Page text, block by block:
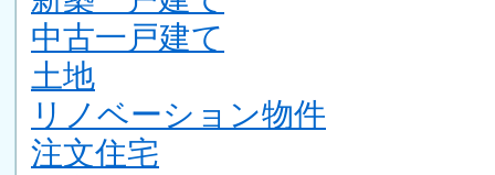
中古一戸建て
土地
リノベーション物件
注文住宅